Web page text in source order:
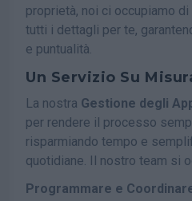
proprietà, noi ci occupiamo
tutti i dettagli per te,
e puntualità.
Un Servizio Su
La nostra Gestione degli
per rendere il processo
risparmiando tempo e
quotidiane. Il nostro team si
Programmare e